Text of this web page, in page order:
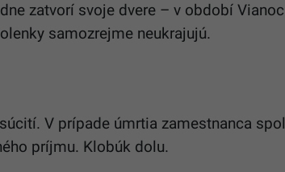
zatvorí svoje dvere – v období
samozrejme neukrajujú.
V prípade úmrtia zamestnanca
príjmu. Klobúk dolu.